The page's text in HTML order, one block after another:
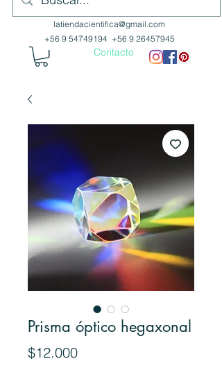
latiendacientifica@gmail.com
+56 9 54749194 +56 9 26457945
Contacto
Prisma óptico hegaxonal
$12.000Precio